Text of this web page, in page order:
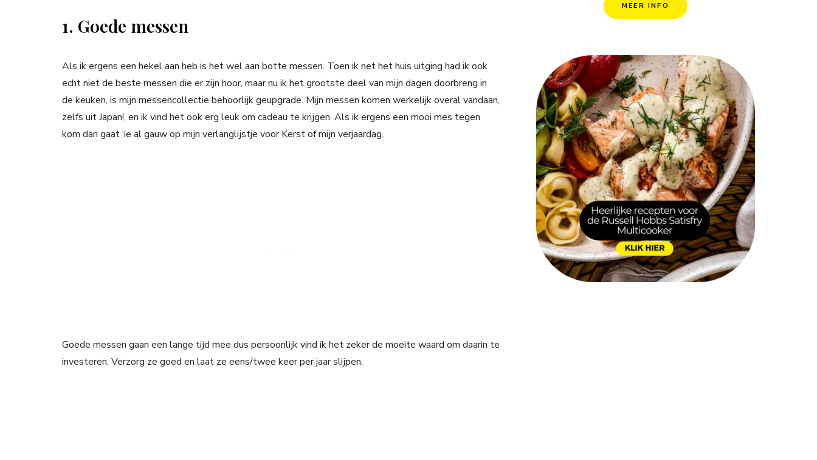
1. Goede messen
Als ik ergens een hekel aan heb is het wel aan botte messen. Toen ik net het huis uitging had ik ook
echt niet de beste messen die er zijn hoor, maar nu ik het grootste deel van mijn dagen doorbreng in
de keuken, is mijn messencollectie behoorlijk geupgrade. Mijn messen komen werkelijk overal vandaan,
zelfs uit Japan!, en ik vind het ook erg leuk om cadeau te krijgen. Als ik ergens een mooi mes tegen
kom dan gaat ‘ie al gauw op mijn verlanglijstje voor Kerst of mijn verjaardag.
Goede messen gaan een lange tijd mee dus persoonlijk vind ik het zeker de moeite waard om daarin te
investeren. Verzorg ze goed en laat ze eens/twee keer per jaar slijpen.
MEER INFO